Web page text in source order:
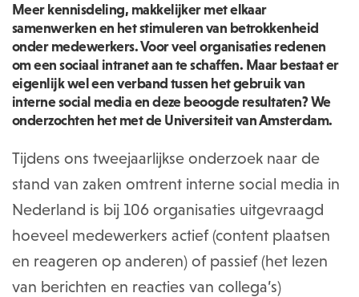
Meer kennisdeling, makkelijker met elkaar
samenwerken en het stimuleren van betrokkenheid
onder medewerkers. Voor veel organisaties redenen
om een sociaal intranet aan te schaffen. Maar bestaat er
eigenlijk wel een verband tussen het gebruik van
interne social media en deze beoogde resultaten? We
onderzochten het met de Universiteit van Amsterdam.
Tijdens ons tweejaarlijkse onderzoek naar de
stand van zaken omtrent interne social media in
Nederland is bij 106 organisaties uitgevraagd
hoeveel medewerkers actief (content plaatsen
en reageren op anderen) of passief (het lezen
van berichten en reacties van collega’s)